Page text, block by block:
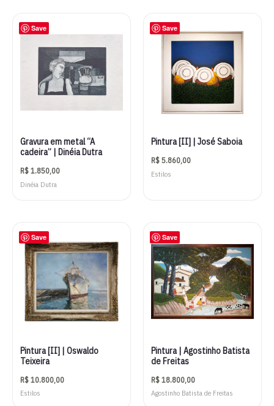
Save
Gravura em metal “A
cadeira” | Dinéia Dutra
R$1.850,00
Dinéia Dutra
Save
Pintura [II] | José Saboia
R$5.860,00
Estilos
Save
Pintura [II] | Oswaldo
Teixeira
R$10.800,00
Estilos
Save
Pintura | Agostinho Batista
de Freitas
R$18.800,00
Agostinho Batista de Freitas